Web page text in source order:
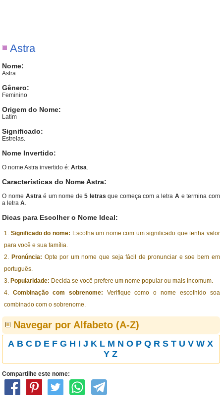
Astra
Nome:
Astra
Gênero:
Feminino
Origem do Nome:
Latim
Significado:
Estrelas.
Nome Invertido:
O nome Astra invertido é:Artsa.
Características do Nome Astra:
O nome Astraé um nome de5 letras que começa com a letra Ae termina com
a letraA.
Dicas para Escolher o Nome Ideal:
Significado do nome: Escolha um nome com um significado que tenha valor
para você e sua família.
Pronúncia: Opte por um nome que seja fácil de pronunciar e soe bem em
português.
Popularidade: Decida se você prefere um nome popular ou mais incomum.
Combinação com sobrenome: Verifique como o nome escolhido soa
combinado com o sobrenome.
Navegar por Alfabeto (A-Z)
A B C D E F G H I J K L M N O P Q R S T U V W X
Y Z
Compartilhe este nome: